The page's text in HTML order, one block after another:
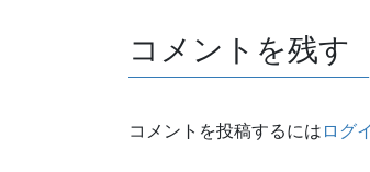
コメントを残す
コメントを投稿するには ログ